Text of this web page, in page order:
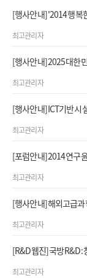
[행사안내] '2014 행복
최고관리자
[행사안내] 2025 대한
최고관리자
[행사안내] ICT기반
최고관리자
[포럼안내] 2014 연구
최고관리자
[행사안내] 해외고급
최고관리자
[R&D웹진] 국방 R&D:
최고관리자